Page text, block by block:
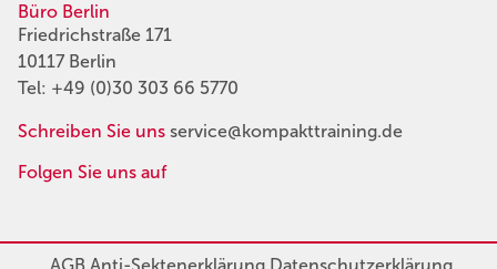
Büro Berlin
Friedrichstraße 171
10117 Berlin
Tel: +49 (0)30 303 66 5770
Schreiben Sie uns service@kompakttraining.de
Folgen Sie uns auf